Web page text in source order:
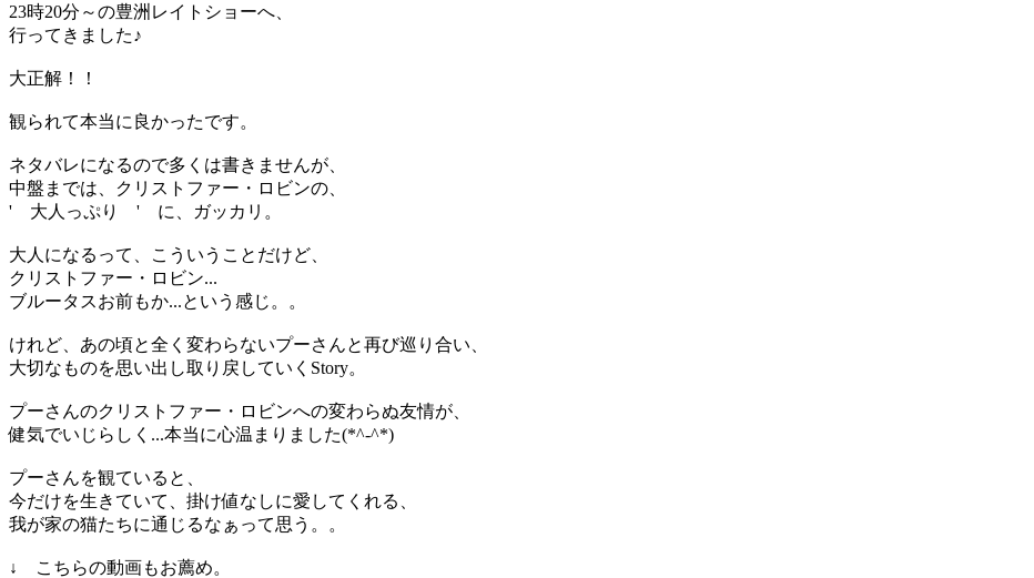
23時20分～の豊洲レイトショーへ、
行ってきました♪
大正解！！
観られて本当に良かったです。
ネタバレになるので多くは書きませんが、
中盤までは、クリストファー・ロビンの、
' 大人っぷり ' に、ガッカリ。
大人になるって、こういうことだけど、
クリストファー・ロビン...
ブルータスお前もか...という感じ。。
けれど、あの頃と全く変わらないプーさんと再び巡り合い、
大切なものを思い出し取り戻していくStory。
プーさんのクリストファー・ロビンへの変わらぬ友情が、
健気でいじらしく...本当に心温まりました(*^-^*)
プーさんを観ていると、
今だけを生きていて、掛け値なしに愛してくれる、
我が家の猫たちに通じるなぁって思う。。
↓ こちらの動画もお薦め。